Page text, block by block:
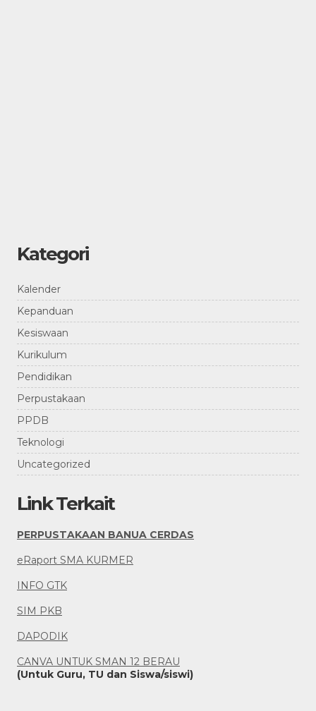
Kategori
Kalender
Kepanduan
Kesiswaan
Kurikulum
Pendidikan
Perpustakaan
PPDB
Teknologi
Uncategorized
Link Terkait
PERPUSTAKAAN BANUA CERDAS
eRaport SMA KURMER
INFO GTK
SIM PKB
DAPODIK
CANVA UNTUK SMAN 12 BERAU
(Untuk Guru, TU dan Siswa/siswi)